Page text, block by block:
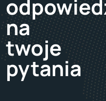
na
twoje
pytania